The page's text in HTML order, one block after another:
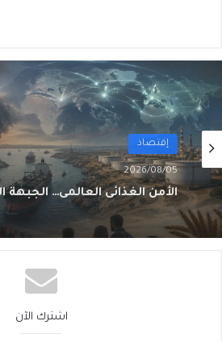
أول
2026/08/02
من الغاز إلى الجغرافيا
نيجيريا–المغرب؟
اشترك الآن